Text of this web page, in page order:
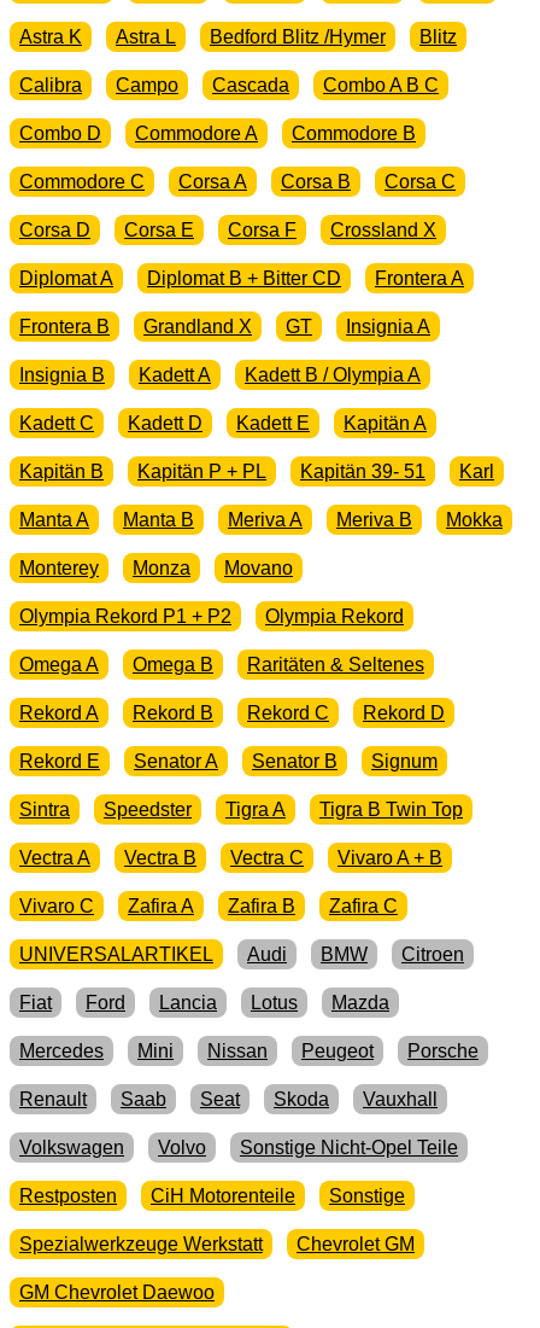
Astra K Astra L Bedford Blitz /Hymer Blitz
Calibra Campo Cascada Combo A B C
Combo D Commodore A Commodore B
Commodore C Corsa A Corsa B Corsa C
Corsa D Corsa E Corsa F Crossland X
Diplomat A Diplomat B + Bitter CD Frontera A
Frontera B Grandland X GT Insignia A
Insignia B Kadett A Kadett B / Olympia A
Kadett C Kadett D Kadett E Kapitän A
Kapitän B Kapitän P + PL Kapitän 39- 51 Karl
Manta A Manta B Meriva A Meriva B Mokka
Monterey Monza Movano
Olympia Rekord P1 + P2 Olympia Rekord
Omega A Omega B Raritäten & Seltenes
Rekord A Rekord B Rekord C Rekord D
Rekord E Senator A Senator B Signum
Sintra Speedster Tigra A Tigra B Twin Top
Vectra A Vectra B Vectra C Vivaro A + B
Vivaro C Zafira A Zafira B Zafira C
UNIVERSALARTIKEL Audi BMW Citroen
Fiat Ford Lancia Lotus Mazda
Mercedes Mini Nissan Peugeot Porsche
Renault Saab Seat Skoda Vauxhall
Volkswagen Volvo Sonstige Nicht-Opel Teile
Restposten CiH Motorenteile Sonstige
Spezialwerkzeuge Werkstatt Chevrolet GM
GM Chevrolet Daewoo